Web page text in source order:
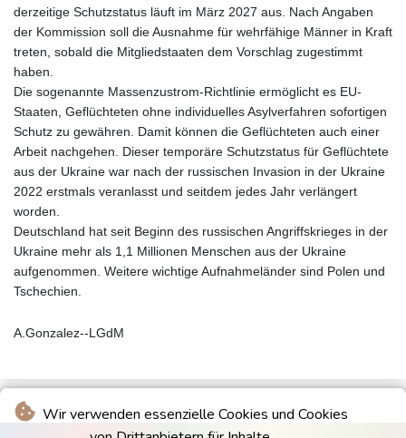
Wir verwenden essenzielle Cookies und Cookies
derzeitige Schutzstatus läuft im März 2027 aus. Nach Angaben
der Kommission soll die Ausnahme für wehrfähige Männer in Kraft
treten, sobald die Mitgliedstaaten dem Vorschlag zugestimmt
haben.
Die sogenannte Massenzustrom-Richtlinie ermöglicht es EU-
Staaten, Geflüchteten ohne individuelles Asylverfahren sofortigen
Schutz zu gewähren. Damit können die Geflüchteten auch einer
Arbeit nachgehen. Dieser temporäre Schutzstatus für Geflüchtete
aus der Ukraine war nach der russischen Invasion in der Ukraine
2022 erstmals veranlasst und seitdem jedes Jahr verlängert
worden.
Deutschland hat seit Beginn des russischen Angriffskrieges in der
Ukraine mehr als 1,1 Millionen Menschen aus der Ukraine
aufgenommen. Weitere wichtige Aufnahmeländer sind Polen und
Tschechien.
A.Gonzalez--LGdM